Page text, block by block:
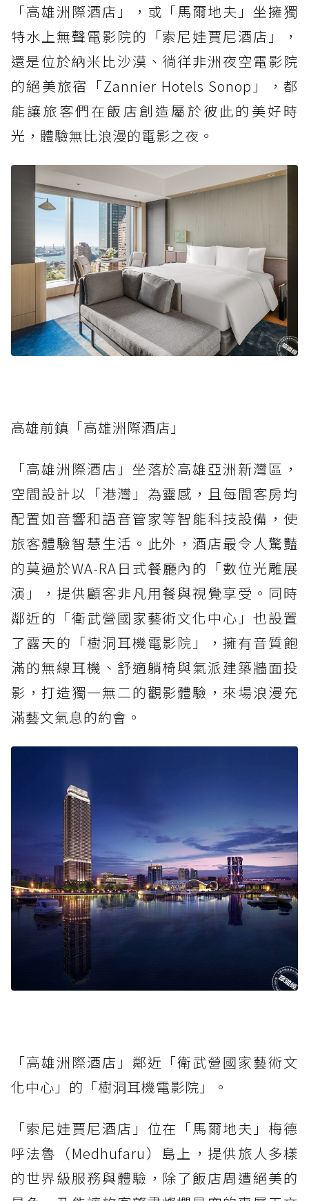
「高雄洲際酒店」，或「馬爾地夫」坐擁獨
特水上無聲電影院的「索尼娃賈尼酒店」，
還是位於納米比沙漠、徜徉非洲夜空電影院
的絕美旅宿「Zannier Hotels Sonop」，都
能讓旅客們在飯店創造屬於彼此的美好時
光，體驗無比浪漫的電影之夜。
高雄前鎮「高雄洲際酒店」
「高雄洲際酒店」坐落於高雄亞洲新灣區，
空間設計以「港灣」為靈感，且每間客房均
配置如音響和語音管家等智能科技設備，使
旅客體驗智慧生活。此外，酒店最令人驚豔
的莫過於WA-RA日式餐廳內的「數位光雕展
演」，提供顧客非凡用餐與視覺享受。同時
鄰近的「衛武營國家藝術文化中心」也設置
了露天的「樹洞耳機電影院」，擁有音質飽
滿的無線耳機、舒適躺椅與氣派建築牆面投
影，打造獨一無二的觀影體驗，來場浪漫充
滿藝文氣息的約會。
「高雄洲際酒店」鄰近「衛武營國家藝術文
化中心」的「樹洞耳機電影院」。
「索尼娃賈尼酒店」位在「馬爾地夫」梅德
呼法魯（Medhufaru）島上，提供旅人多樣
的世界級服務與體驗，除了飯店周遭絕美的